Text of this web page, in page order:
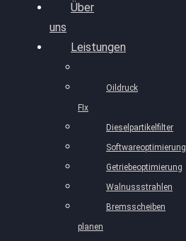
Über
uns
Leistungen
Oildruck
FIx
Dieselpartikelfilter
Softwareoptimierung
Getriebeoptimierung
Walnussstrahlen
Bremsscheiben
planen